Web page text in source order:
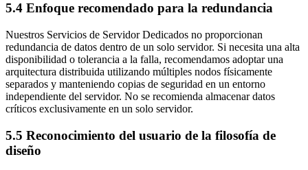
5.4 Enfoque recomendado para la redundancia
Nuestros Servicios de Servidor Dedicados no proporcionan
redundancia de datos dentro de un solo servidor. Si necesita una alta
disponibilidad o tolerancia a la falla, recomendamos adoptar una
arquitectura distribuida utilizando múltiples nodos físicamente
separados y manteniendo copias de seguridad en un entorno
independiente del servidor. No se recomienda almacenar datos
críticos exclusivamente en un solo servidor.
5.5 Reconocimiento del usuario de la filosofía de
diseño